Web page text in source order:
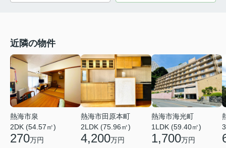
近隣の物件
熱海市泉
2DK (54.57㎡)
270万円
熱海市田原本町
2LDK (75.96㎡)
4,200万円
熱海市海光町
1LDK (59.40㎡)
1,700万円